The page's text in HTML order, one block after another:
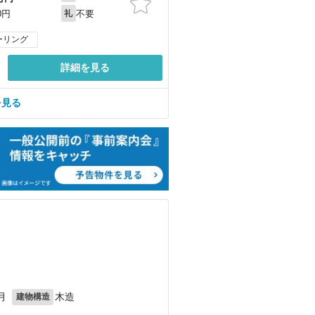
礼 不要
リング
詳細を見る
る
建物構造 木造